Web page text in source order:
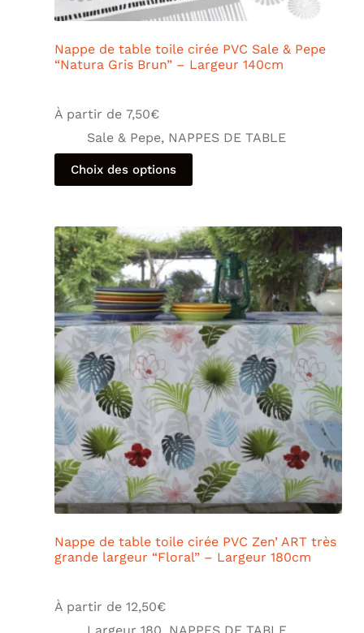
Nappe de table toile cirée PVC Sale & Pepe
“Natura Gris Brun” – Largeur 140cm
À partir de 7,50€
Sale & Pepe, NAPPES DE TABLE
Choix des options
Nappe de table toile cirée PVC Zen’ ART très
grande largeur “Floral” – Largeur 180cm
À partir de 12,50€